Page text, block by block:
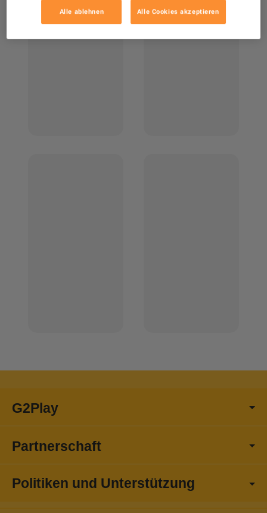
G2Play
Partnerschaft
Politiken und Unterstützung
Alle ablehnen Alle Cookies akzeptieren